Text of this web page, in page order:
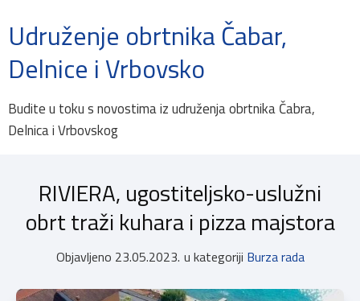
Udruženje obrtnika Čabar,
Delnice i Vrbovsko
Budite u toku s novostima iz udruženja obrtnika Čabra,
Delnica i Vrbovskog
RIVIERA, ugostiteljsko-uslužni
obrt traži kuhara i pizza majstora
Objavljeno 23.05.2023. u kategoriji Burza rada